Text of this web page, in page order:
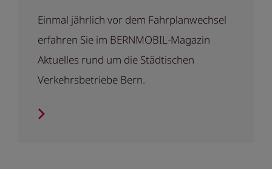
Einmal jährlich vor dem Fahrplanwechsel
erfahren Sie im BERNMOBIL-Magazin
Aktuelles rund um die Städtischen
Verkehrsbetriebe Bern.